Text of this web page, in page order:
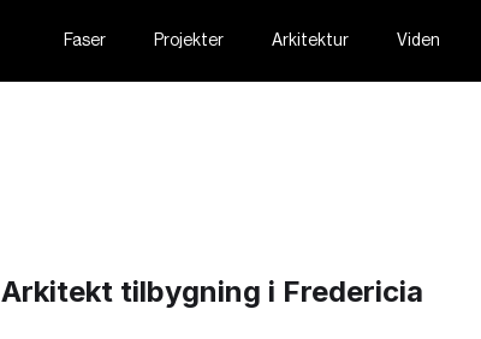
Faser Projekter Arkitektur Viden
Arkitekt tilbygning i Fredericia